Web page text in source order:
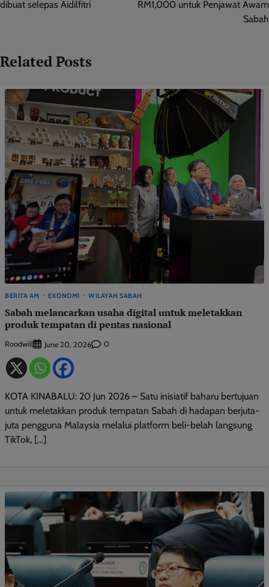
dibuat selepas Aidilfitri
RM1,000 untuk Penjawat Awam
Sabah
Related Posts
BERITA AM EKONOMI WILAYAH SABAH
Sabah melancarkan usaha digital untuk meletakkan
produk tempatan di pentas nasional
Roodwill June 20, 2026 0
KOTA KINABALU: 20 Jun 2026 – Satu inisiatif baharu bertujuan
untuk meletakkan produk tempatan Sabah di hadapan berjuta-
juta pengguna Malaysia melalui platform beli-belah langsung
TikTok, […]